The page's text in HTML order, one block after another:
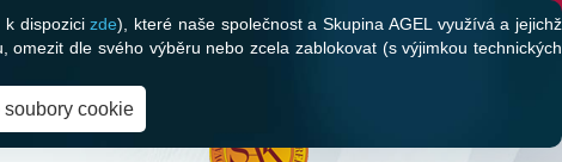
k dispozicizde), které naše společnost a Skupina AGEL využívá a jejichž
dle svého výběru nebo zcela zablokovat (s výjimkou technických
cookie